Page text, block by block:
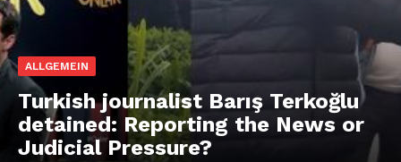
ALLGEMEIN
Turkish journalist Barış Terkoğlu
detained: Reporting the News or
Judicial Pressure?